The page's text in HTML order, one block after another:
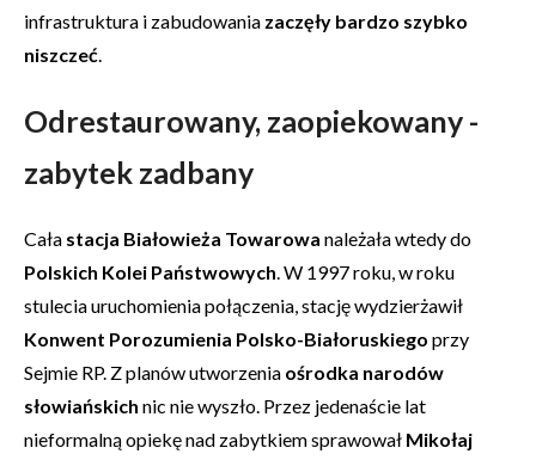
infrastruktura i zabudowania zaczęły bardzo szybko
niszczeć.
Odrestaurowany, zaopiekowany -
zabytek zadbany
Cała stacja Białowieża Towarowa należała wtedy do
Polskich Kolei Państwowych. W 1997 roku, w roku
stulecia uruchomienia połączenia, stację wydzierżawił
Konwent Porozumienia Polsko-Białoruskiego przy
Sejmie RP. Z planów utworzenia ośrodka narodów
słowiańskich nic nie wyszło. Przez jedenaście lat
nieformalną opiekę nad zabytkiem sprawował Mikołaj